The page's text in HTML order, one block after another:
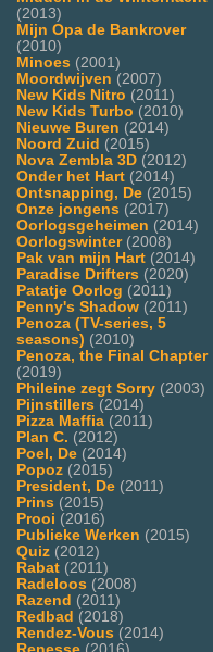
(2013)
Mijn Opa de Bankrover
(2010)
Minoes (2001)
Moordwijven (2007)
New Kids Nitro (2011)
New Kids Turbo (2010)
Nieuwe Buren (2014)
Noord Zuid (2015)
Nova Zembla 3D (2012)
Onder het Hart (2014)
Ontsnapping, De (2015)
Onze jongens (2017)
Oorlogsgeheimen (2014)
Oorlogswinter(2008)
Pak van mijn Hart (2014)
Paradise Drifters (2020)
Patatje Oorlog (2011)
Penny's Shadow (2011)
Penoza (TV-series, 5
seasons) (2010)
Penoza, the Final Chapter
(2019)
Phileine zegt Sorry (2003)
Pijnstillers (2014)
Pizza Maffia (2011)
Plan C. (2012)
Poel, De (2014)
Popoz (2015)
President, De (2011)
Prins (2015)
Prooi (2016)
Publieke Werken (2015)
Quiz (2012)
Rabat (2011)
Radeloos (2008)
Razend (2011)
Redbad (2018)
Rendez-Vous (2014)